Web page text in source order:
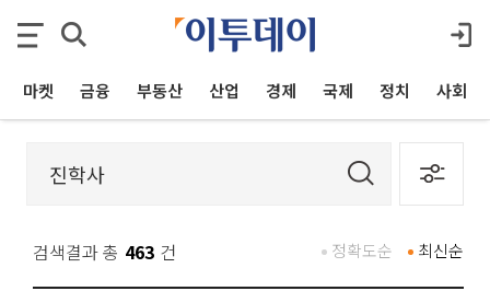
마켓 금융 부동산 산업 경제 국제 정치 사회
검색결과 총 463 건 최신순
정확도순